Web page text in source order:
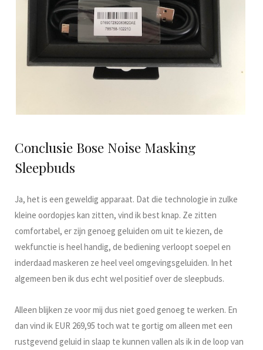
Conclusie Bose Noise Masking
Sleepbuds
Ja, het is een geweldig apparaat. Dat die technologie in zulke
kleine oordopjes kan zitten, vind ik best knap. Ze zitten
comfortabel, er zijn genoeg geluiden om uit te kiezen, de
wekfunctie is heel handig, de bediening verloopt soepel en
inderdaad maskeren ze heel veel omgevingsgeluiden. In het
algemeen ben ik dus echt wel positief over de sleepbuds.
Alleen blijken ze voor mij dus niet goed genoeg te werken. En
dan vind ik EUR 269,95 toch wat te gortig om alleen met een
rustgevend geluid in slaap te kunnen vallen als ik in de loop van